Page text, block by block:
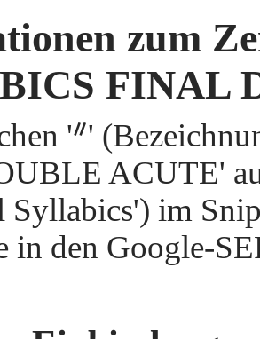
zum
FINAL
'ᐥ'
ACUTE'
im
in den Google-